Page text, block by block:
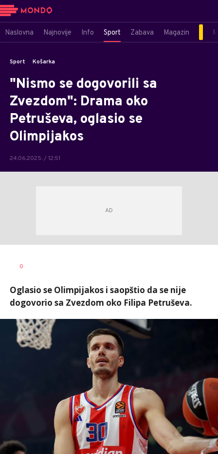
Naslovna Najnovije Info Sport Zabava Magazin
Sport Košarka
"Nismo se dogovorili sa
Zvezdom": Drama oko
Petruševa, oglasio se
Olimpijakos
24.06.2025. / 12:51
AUTOR
0
Oglasio se Olimpijakos i saopštio da se nije
dogovorio sa Zvezdom oko Filipa Petruševa.